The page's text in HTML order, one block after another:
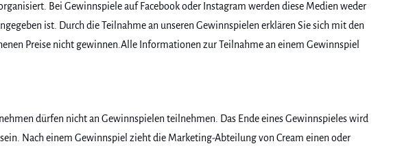
Bei Gewinnspiele auf Facebook oder Instagram werden diese Medien weder
ist. Durch die Teilnahme an unseren Gewinnspielen erklären Sie sich mit den
Preise nicht gewinnen.Alle Informationen zur Teilnahme an einem Gewinnspiel
dürfen nicht an Gewinnspielen teilnehmen. Das Ende eines Gewinnspieles wird
Nach einem Gewinnspiel zieht die Marketing-Abteilung von Cream einen oder